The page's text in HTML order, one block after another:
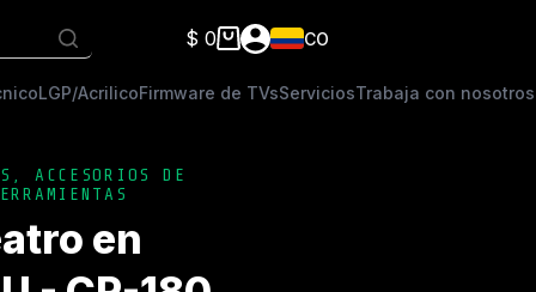
Carro
compra
$ 0 CO
LGP/AcrilicoFirmware de TVsServiciosTrabaja con nosotros
ACCESORIOS DE
en